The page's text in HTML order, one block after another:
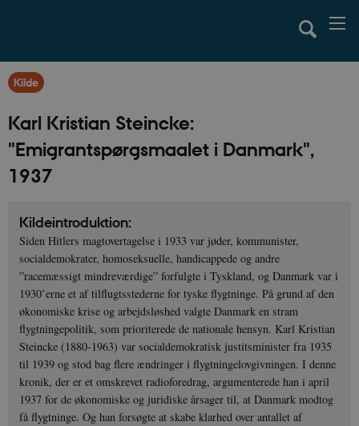
Kilde
Karl Kristian Steincke:
"Emigrantspørgsmaalet i Danmark",
1937
Kildeintroduktion:
Siden Hitlers magtovertagelse i 1933 var jøder, kommunister,
socialdemokrater, homoseksuelle, handicappede og andre
”racemæssigt mindreværdige” forfulgte i Tyskland, og Danmark var i
1930’erne et af tilflugtsstederne for tyske flygtninge. På grund af den
økonomiske krise og arbejdsløshed valgte Danmark en stram
flygtningepolitik, som prioriterede de nationale hensyn. Karl Kristian
Steincke (1880-1963) var socialdemokratisk justitsminister fra 1935
til 1939 og stod bag flere ændringer i flygtningelovgivningen. I denne
kronik, der er et omskrevet radioforedrag, argumenterede han i april
1937 for de økonomiske og juridiske årsager til, at Danmark modtog
få flygtninge. Og han forsøgte at skabe klarhed over antallet af